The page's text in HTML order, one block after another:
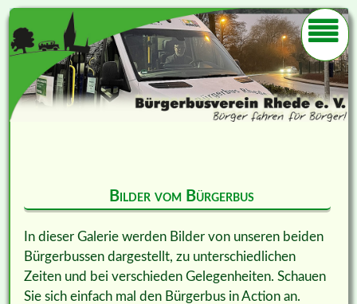
Bilder vom Bürgerbus
In dieser Galerie werden Bilder von unseren beiden
Bürgerbussen dargestellt, zu unterschiedlichen
Zeiten und bei verschieden Gelegenheiten. Schauen
Sie sich einfach mal den Bürgerbus in Action an.